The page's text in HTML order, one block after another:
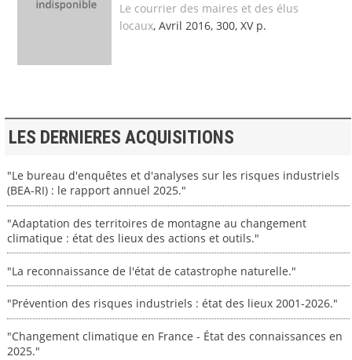
Le courrier des maires et des élus
locaux, Avril 2016, 300, XV p.
LES DERNIERES ACQUISITIONS
"Le bureau d'enquêtes et d'analyses sur les risques industriels
(BEA-RI) : le rapport annuel 2025."
"Adaptation des territoires de montagne au changement
climatique : état des lieux des actions et outils."
"La reconnaissance de l'état de catastrophe naturelle."
"Prévention des risques industriels : état des lieux 2001-2026."
"Changement climatique en France - État des connaissances en
2025."